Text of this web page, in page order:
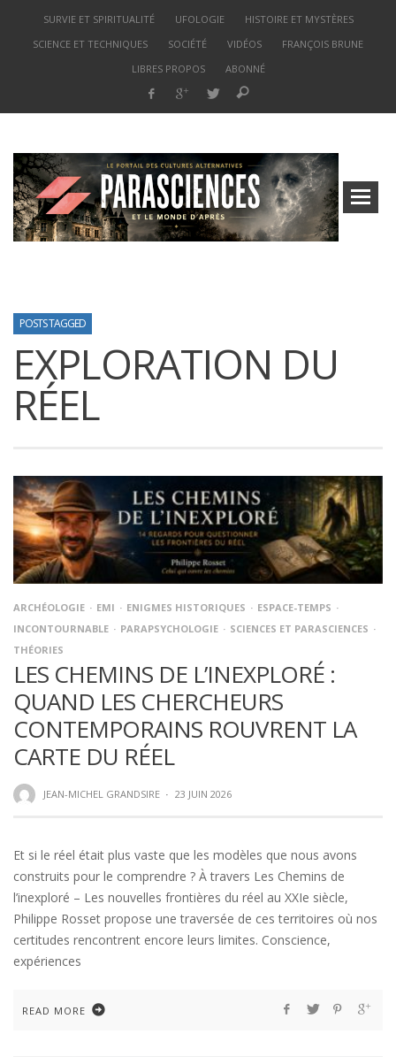
SURVIE ET SPIRITUALITÉ UFOLOGIE
HISTOIRE ET MYSTÈRES
SCIENCE ET TECHNIQUES
SOCIÉTÉ VIDÉOS
FRANÇOIS BRUNE
LIBRES PROPOS
ABONNÉ
POSTS TAGGED
EXPLORATION DU
RÉEL
ARCHÉOLOGIE EMI ENIGMES HISTORIQUES
ESPACE-TEMPS
INCONTOURNABLE
PARAPSYCHOLOGIE
SCIENCES ET PARASCIENCES
THÉORIES
LES CHEMINS DE L’INEXPLORÉ :
QUAND LES CHERCHEURS
CONTEMPORAINS ROUVRENT LA
CARTE DU RÉEL
JEAN-MICHEL GRANDSIRE · 23 JUIN 2026
Et si le réel était plus vaste que les modèles que nous avons
construits pour le comprendre ? À travers Les Chemins de
l’inexploré – Les nouvelles frontières du réel au XXIe siècle,
Philippe Rosset propose une traversée de ces territoires où nos
certitudes rencontrent encore leurs limites. Conscience,
expériences
READ MORE